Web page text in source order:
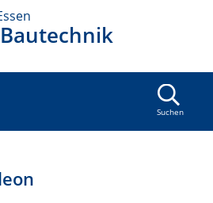
Suchen